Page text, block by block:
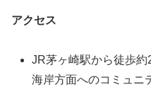
アクセス
JR茅ヶ崎駅から徒歩
海岸方面へのコミュニ